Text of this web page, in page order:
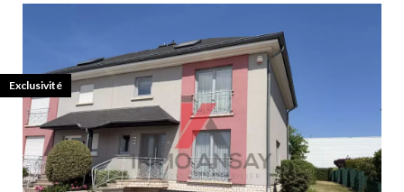
Exclusivité